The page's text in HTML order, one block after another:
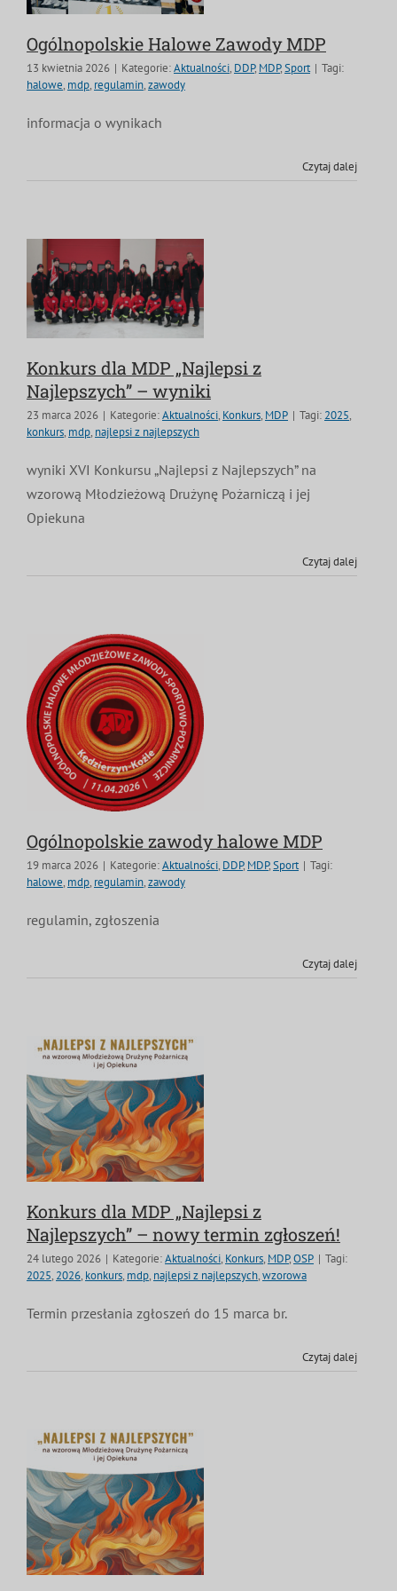
Media
OTWP
Orkiestry
Sport
Projekty
Forum
100-lecie
Ogólnopolskie Halowe Zawody MDP
13 kwietnia 2026 | Kategorie:Aktualności, DDP, MDP,Sport | Tagi:
halowe, mdp, regulamin,zawody
informacja o wynikach
Czytaj dalej
Konkurs dla MDP „Najlepsi z
Najlepszych” – wyniki
23 marca 2026 | Kategorie:Aktualności, Konkurs, MDP | Tagi: 2025,
konkurs, mdp, najlepsi z najlepszych
wyniki XVI Konkursu „Najlepsi z Najlepszych” na
wzorową Młodzieżową Drużynę Pożarniczą i jej
Opiekuna
Czytaj dalej
Ogólnopolskie zawody halowe MDP
19 marca 2026 | Kategorie:Aktualności, DDP, MDP,Sport | Tagi:
halowe, mdp, regulamin,zawody
regulamin, zgłoszenia
Czytaj dalej
Konkurs dla MDP „Najlepsi z
Najlepszych” – nowy termin zgłoszeń!
24 lutego 2026 | Kategorie:Aktualności, Konkurs, MDP,OSP | Tagi:
2025, 2026, konkurs, mdp, najlepsi z najlepszych,wzorowa
Termin przesłania zgłoszeń do 15 marca br.
Czytaj dalej